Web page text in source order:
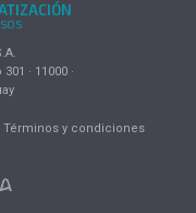
· 11000 ·
Términos y condiciones